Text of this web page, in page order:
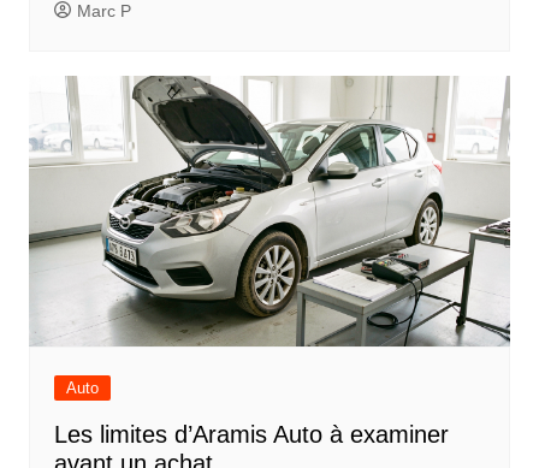
Marc P
Auto
Les limites d’Aramis Auto à examiner